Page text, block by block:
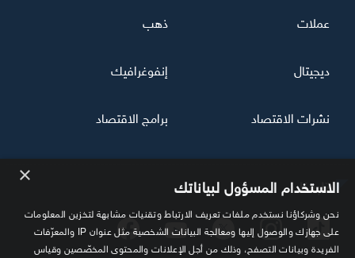
تابعنا
عملات ذهب
ديجيتال إنفوغرافيك
نشرات الاقتصاد برامج الاقتصاد
× الاستخدام المسؤول لبياناتك
نحن وشركاؤنا نستخدم ملفات تعريف الارتباط وتقنيات مشابهة لتخزين المعلومات
على جهازك والوصول إليها ومعالجة البيانات الشخصية مثل عنوان IP والمعرّفات
الفريدة وبيانات التصفح، وذلك من أجل الإعلانات والمحتوى المخصّصين وقياس